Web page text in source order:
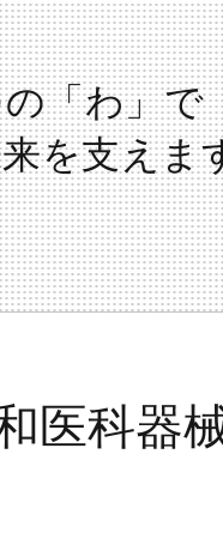
「わ」で
を支えま
医科器